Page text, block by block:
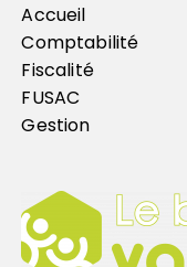
Accueil
Comptabilité
Fiscalité
FUSAC
Gestion